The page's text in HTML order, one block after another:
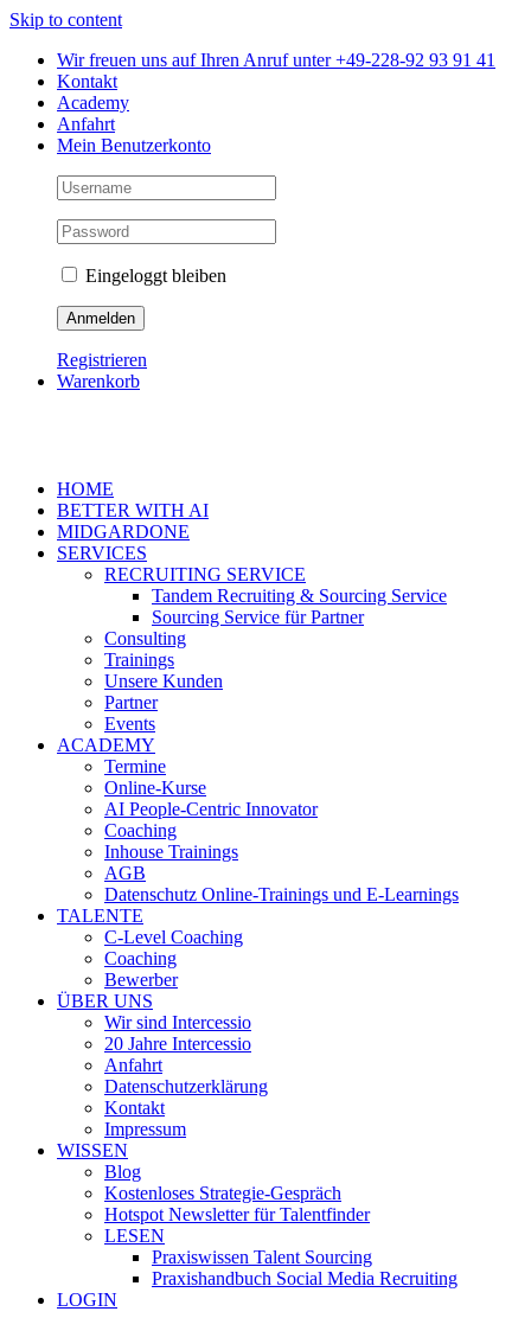
Skip to content
Wir freuen uns auf Ihren Anruf unter +49-228-92 93 91 41
Kontakt
Academy
Anfahrt
Mein Benutzerkonto
Eingeloggt bleiben
Registrieren
Warenkorb
HOME
BETTER WITH AI
MIDGARDONE
SERVICES
RECRUITING SERVICE
Tandem Recruiting & Sourcing Service
Sourcing Service für Partner
Consulting
Trainings
Unsere Kunden
Partner
Events
ACADEMY
Termine
Online-Kurse
AI People-Centric Innovator
Coaching
Inhouse Trainings
AGB
Datenschutz Online-Trainings und E-Learnings
TALENTE
C-Level Coaching
Coaching
Bewerber
ÜBER UNS
Wir sind Intercessio
20 Jahre Intercessio
Anfahrt
Datenschutzerklärung
Kontakt
Impressum
WISSEN
Blog
Kostenloses Strategie-Gespräch
Hotspot Newsletter für Talentfinder
LESEN
Praxiswissen Talent Sourcing
Praxishandbuch Social Media Recruiting
LOGIN